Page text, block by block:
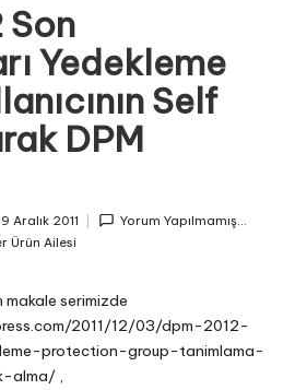
Son
Yedekleme
Self
DPM
9 Aralık 2011 Yorum Yapılmamış...
Ürün Ailesi
serimizde
2011/12/03/dpm-2012-
protection-group-tanimlama-
alma/ ,